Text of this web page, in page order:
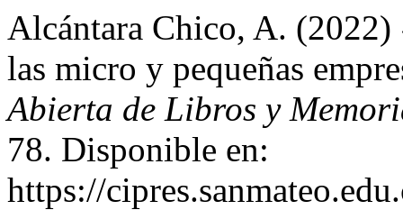
Alcántara Chico, A. (2022)
las micro y pequeñas
Abierta de Libros y
78. Disponible en:
https://